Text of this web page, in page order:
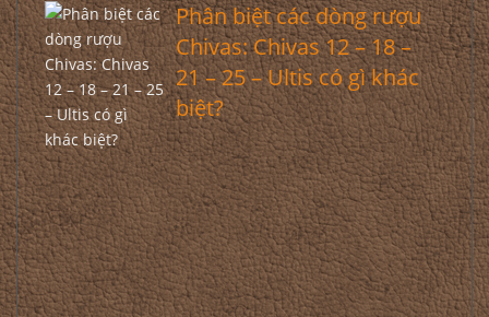
Phân biệt các dòng rượu
Chivas: Chivas 12 – 18 –
21 – 25 – Ultis có gì khác
biệt?